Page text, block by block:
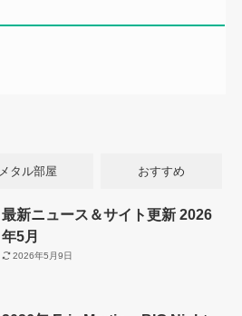
メタル部屋 おすすめ
最新ニュース＆サイト更新 2026
年5月
2026年5月9日